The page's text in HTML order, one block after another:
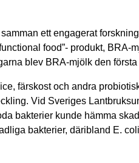
ett engagerat
food”- produkt, BRA-
blev BRA-mjölk den
färskost och andra
Vid Sveriges
bakterier kunde hämma
bakterier, däribland E.